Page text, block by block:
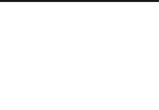
Notre orchestre de mariage sur mesure